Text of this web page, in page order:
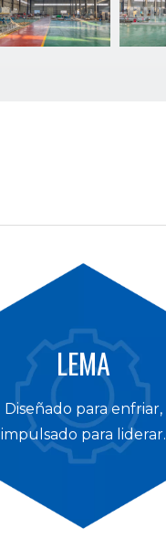
LEMA
Diseñado para enfriar,
impulsado para liderar.